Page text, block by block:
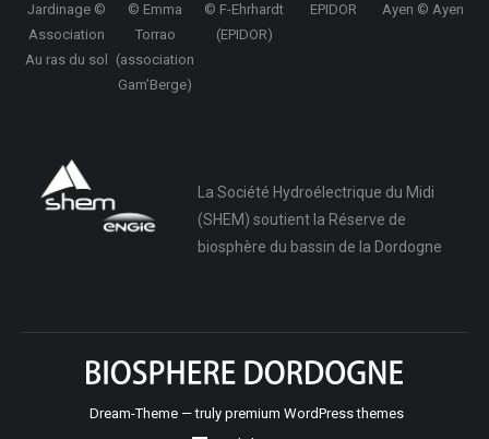
Jardinage ©
Association
Au ras du sol
© Emma
Torrao
(association
Gam’Berge)
© F-Ehrhardt
(EPIDOR)
EPIDOR
Ayen © Ayen
La Société Hydroélectrique du Midi
(SHEM) soutient la Réserve de
biosphère du bassin de la Dordogne
Dream-Theme — truly premium WordPress themes